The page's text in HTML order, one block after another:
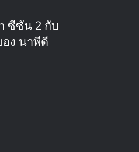
ซีซัน 2 กับ
ง นาพีดี